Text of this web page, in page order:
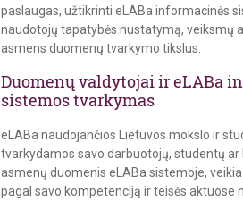
paslaugas, užtikrinti eLABa informacinės
naudotojų tapatybės nustatymą, veiksmų
asmens duomenų tvarkymo tikslus.
Duomenų valdytojai ir eLABa
sistemos tvarkymas
eLABa naudojančios Lietuvos mokslo ir
tvarkydamos savo darbuotojų, studentų ar
asmenų duomenis eLABa sistemoje,
pagal savo kompetenciją ir teisės aktuose